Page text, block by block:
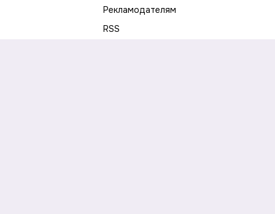
Рекламодателям
RSS